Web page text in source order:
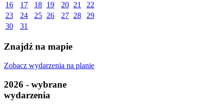
16
17 18 19 20 21
22
23
24 25 26 27 28
29
30
31
Znajdź na mapie
Zobacz wydarzenia na planie
2026 - wybrane
wydarzenia